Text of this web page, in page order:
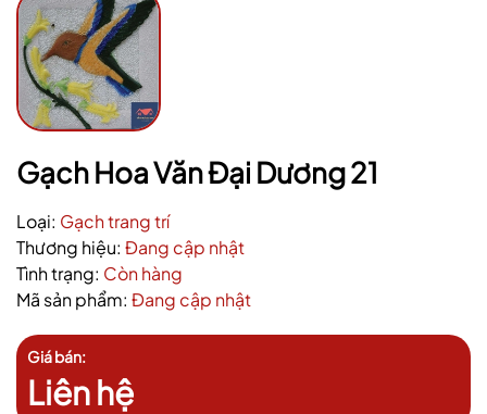
Gạch Hoa Văn Đại Dương 21
Loại: Gạch trang trí
Thương hiệu: Đang cập nhật
Tình trạng: Còn hàng
Mã sản phẩm: Đang cập nhật
Giá bán:
Liên hệ